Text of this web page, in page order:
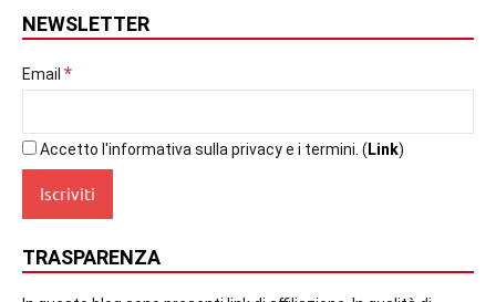
NEWSLETTER
Email *
Accetto l'informativa sulla privacy e i termini. ( Link)
TRASPARENZA